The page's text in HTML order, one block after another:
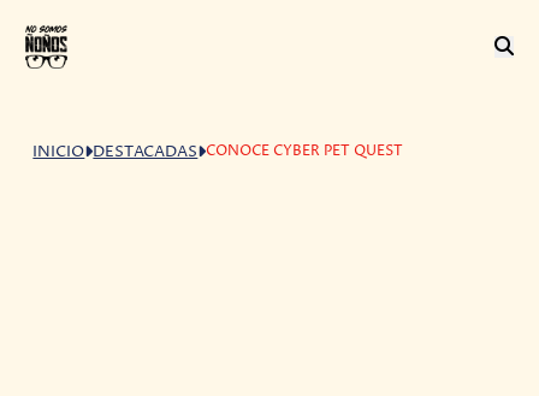
INICIO DESTACADAS CONOCE CYBER PET QUEST